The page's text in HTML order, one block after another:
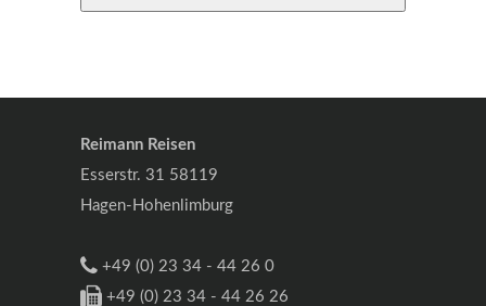
Reimann Reisen
Esserstr. 31 58119
Hagen-Hohenlimburg
+49 (0) 23 34 - 44 26 0
+49 (0) 23 34 - 44 26 26